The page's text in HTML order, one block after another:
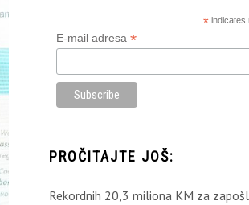
* indicates
E-mail adresa *
PROČITAJTE JOŠ:
Rekordnih 20,3 miliona KM za